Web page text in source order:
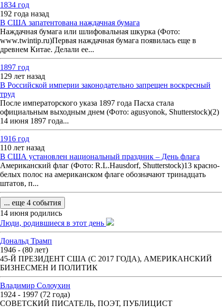
1834 год
192 года назад
В США запатентована наждачная бумага
Наждачная бумага или шлифовальная шкурка (Фото:
www.twintip.ru)Первая наждачная бумага появилась еще в
древнем Китае. Делали ее...
1897 год
129 лет назад
В Российской империи законодательно запрещен воскресный
труд
После императорского указа 1897 года Пасха стала
официальным выходным днем (Фото: agusyonok, Shutterstock)(2)
14 июня 1897 года...
1916 год
110 лет назад
В США установлен национальный праздник – День флага
Американский флаг (Фото: R.L.Hausdorf, Shutterstock)13 красно-
белых полос на американском флаге обозначают тринадцать
штатов, п...
... еще 4 события
14 июня родились
Люди, родившиеся в этот день
Дональд Трамп
1946 - (80 лет)
45-Й ПРЕЗИДЕНТ США (С 2017 ГОДА), АМЕРИКАНСКИЙ
БИЗНЕСМЕН И ПОЛИТИК
Владимир Солоухин
1924 - 1997 (72 года)
СОВЕТСКИЙ ПИСАТЕЛЬ, ПОЭТ, ПУБЛИЦИСТ